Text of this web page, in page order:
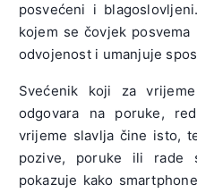
posvećeni i
kojem se čovjek
odvojenost i umanjuje
Svećenik koji za
odgovara na poruke,
vrijeme slavlja čine isto,
pozive, poruke ili rade
pokazuje kako